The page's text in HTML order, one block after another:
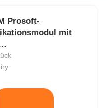
Prosoft-
mit